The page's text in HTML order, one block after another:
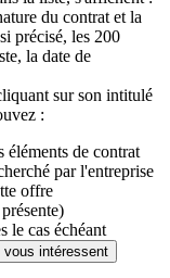
du contrat et la
précisé, les 200
la date de
sur son intitulé
:
éléments de contrat
par l'entreprise
offre
le cas échéant
intéressent